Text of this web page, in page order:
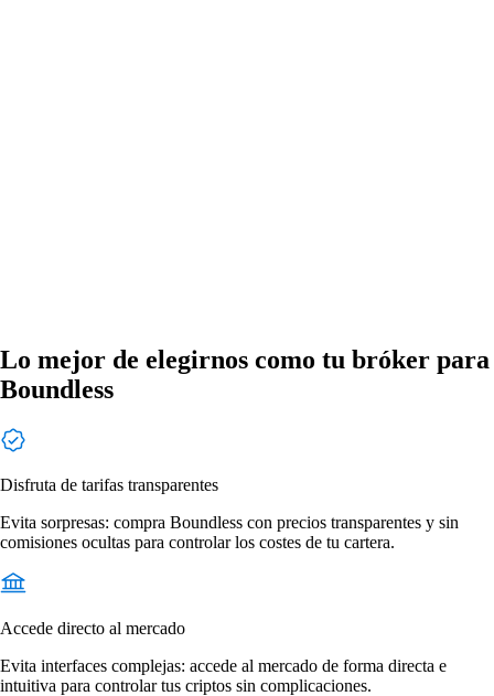
Lo mejor de elegirnos como tu bróker para
Boundless
Disfruta de tarifas transparentes
Evita sorpresas: compra Boundless con precios transparentes y sin
comisiones ocultas para controlar los costes de tu cartera.
Accede directo al mercado
Evita interfaces complejas: accede al mercado de forma directa e
intuitiva para controlar tus criptos sin complicaciones.